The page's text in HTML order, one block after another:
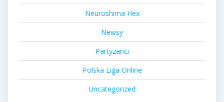
Neuroshima Hex
Newsy
Partyzanci
Polska Liga Online
Uncategorized